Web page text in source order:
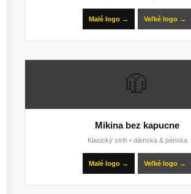
Malé logo → Veľké logo →
🧥
Mikina bez kapucne
Klasický strih • dámska & pánska
Malé logo → Veľké logo →